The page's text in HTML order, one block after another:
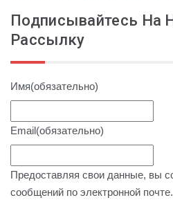
Подписывайтесь На
Рассылку
Имя(обязательно)
Email (обязательно)
Предоставляя свои данные, вы
сообщений по электронной